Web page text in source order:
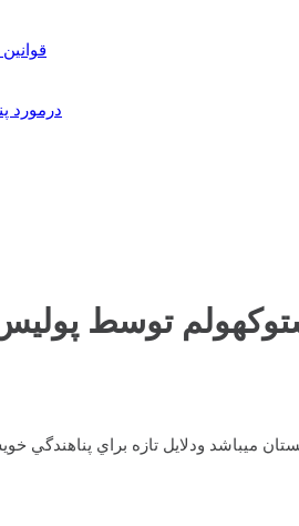
درمورد
توسط
ميباشد ودلايل تازه براي پناهندگي